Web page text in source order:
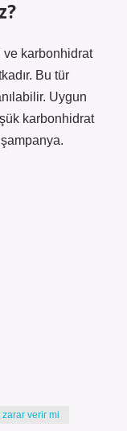
ve karbonhidrat
Bu tür
Uygun
karbonhidrat
şampanya.
verir mi